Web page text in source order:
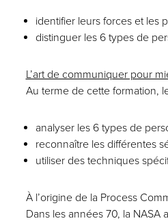
identifier leurs forces et les
distinguer les 6 types de
L’art de communiquer pour
Au terme de cette formation,
analyser les 6 types de
reconnaître les différentes
utiliser des techniques
À l’origine de la Process
Dans les années 70, la